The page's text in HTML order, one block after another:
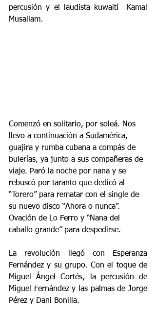
percusión y el laudista kuwaití  Kamal
Musallam.
Comenzó en solitario, por soleá. Nos
llevo a continuación a Sudamérica,
guajira y rumba cubana a compás de
bulerías, ya junto a sus compañeras de
viaje. Paró la noche por nana y se
rebuscó por taranto que dedicó al
“Torero” para rematar con el single de
su nuevo disco “Ahora o nunca”.
Ovación de Lo Ferro y “Nana del
caballo grande” para despedirse.
La revolución llegó con Esperanza
Fernández y su grupo. Con el toque de
Miguel Ángel Cortés, la percusión de
Miguel Fernández y las palmas de Jorge
Pérez y Dani Bonilla.